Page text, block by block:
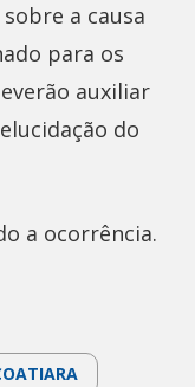
a causa
para os
auxiliar
do
a ocorrência.